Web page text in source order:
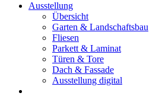
Ausstellung
Übersicht
Garten & Landschaftsbau
Fliesen
Parkett & Laminat
Türen & Tore
Dach & Fassade
Ausstellung digital